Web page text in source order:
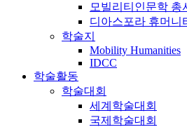
모빌리티인문학 총
디아스포라 휴머니
학술지
Mobility Humanities
IDCC
학술활동
학술대회
세계학술대회
국제학술대회